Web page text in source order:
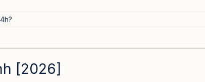
[2026]